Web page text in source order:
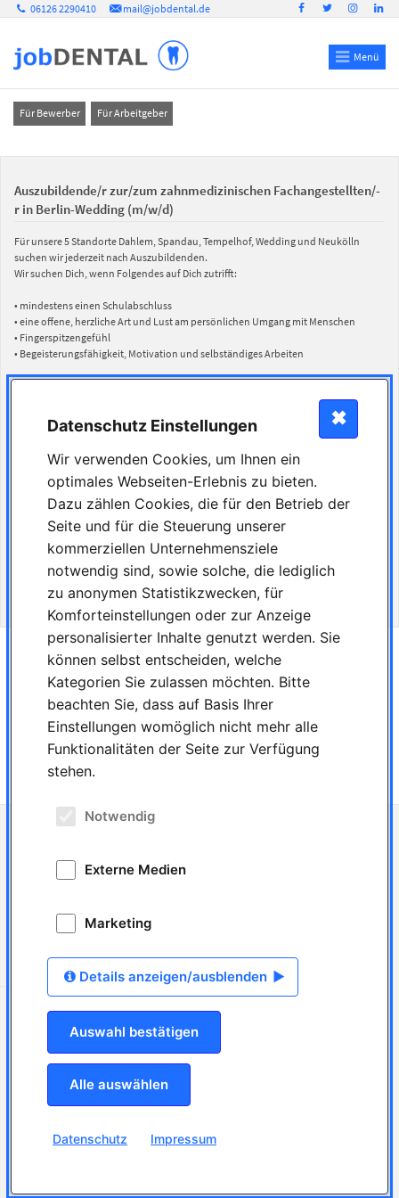
06126 2290410 mail@jobdental.de
Menü
Für Bewerber Für Arbeitgeber
Auszubildende/r zur/zum zahnmedizinischen Fachangestellten/-
r in Berlin-Wedding (m/w/d)
Für unsere 5 Standorte Dahlem, Spandau, Tempelhof, Wedding und Neukölln
suchen wir jederzeit nach Auszubildenden.
Wir suchen Dich, wenn Folgendes auf Dich zutrifft:
• mindestens einen Schulabschluss
• eine offene, herzliche Art und Lust am persönlichen Umgang mit Menschen
• Fingerspitzengefühl
• Begeisterungsfähigkeit, Motivation und selbständiges Arbeiten
Gerne kannst Du dich auch bewerben, wenn Du bereits im zweiten Lehrjahr bist
und Deine Stelle wechseln möchtest!
Bis zum Ausbildungsbeginn ist auch ein Einstieg auf Minijob Basis jederzeit
Bewerbungen bitte an:
MVZ Medeco Berlin GbR
Zentrale Verwaltung / z.Hd. Frau Freihoff
Mariendorfer Damm 19-21
E-Mail: karriere@mvzmedeco.berlin
Jetzt bewerben
Schnellbewerbung
Drucken
Auszubildende/r zur/zum zahnmedizinischen Fachangestellten/-r in Berlin-
Arbeitgeber
5 Anzeigen
MVZ Medeco Berlin GbR
Arbeitsort 13357
Tätigkeitsfeld
06126 2290410
mail@jobdental.de
Für Bewerber
Jobsuche
Bewerberprofil erstellen
Datenschutz Einstellungen
Wir verwenden Cookies, um Ihnen ein
optimales Webseiten-Erlebnis zu bieten.
Dazu zählen Cookies, die für den Betrieb der
Seite und für die Steuerung unserer
kommerziellen Unternehmensziele
notwendig sind, sowie solche, die lediglich
zu anonymen Statistikzwecken, für
Komforteinstellungen oder zur Anzeige
personalisierter Inhalte genutzt werden. Sie
können selbst entscheiden, welche
Kategorien Sie zulassen möchten. Bitte
beachten Sie, dass auf Basis Ihrer
Einstellungen womöglich nicht mehr alle
Funktionalitäten der Seite zur Verfügung
stehen.
Notwendig
Externe Medien
Marketing
Details anzeigen/ausblenden
Auswahl bestätigen
Alle auswählen
Datenschutz Impressum
✖